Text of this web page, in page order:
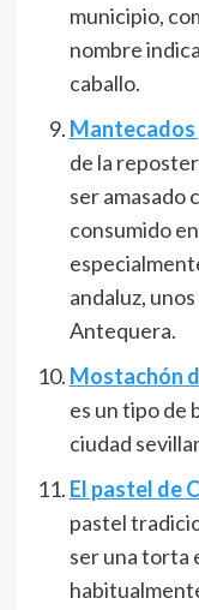
municipio,
nombre
caballo.
Mantecados
de la
ser amasado
consumido
andaluz,
Antequera.
Mostachón
es un tipo de
ciudad
El pastel de
pastel
ser una torta